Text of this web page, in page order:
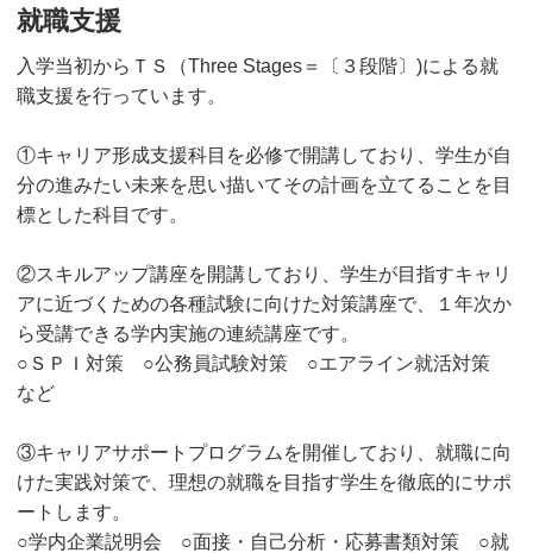
就職支援
入学当初からＴＳ（Three Stages＝〔３段階〕)による就
職支援を行っています。
①キャリア形成支援科目を必修で開講しており、学生が自
分の進みたい未来を思い描いてその計画を立てることを目
標とした科目です。
②スキルアップ講座を開講しており、学生が目指すキャリ
アに近づくための各種試験に向けた対策講座で、１年次か
ら受講できる学内実施の連続講座です。
○ＳＰＩ対策 ○公務員試験対策 ○エアライン就活対策
など
③キャリアサポートプログラムを開催しており、就職に向
けた実践対策で、理想の就職を目指す学生を徹底的にサポ
ートします。
○学内企業説明会 ○面接・自己分析・応募書類対策 ○就